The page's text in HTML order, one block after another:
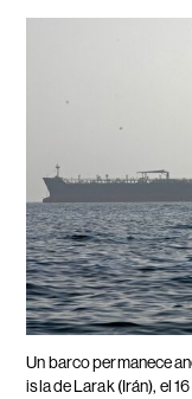
Un barco permanece
isla de Larak (Irán), el